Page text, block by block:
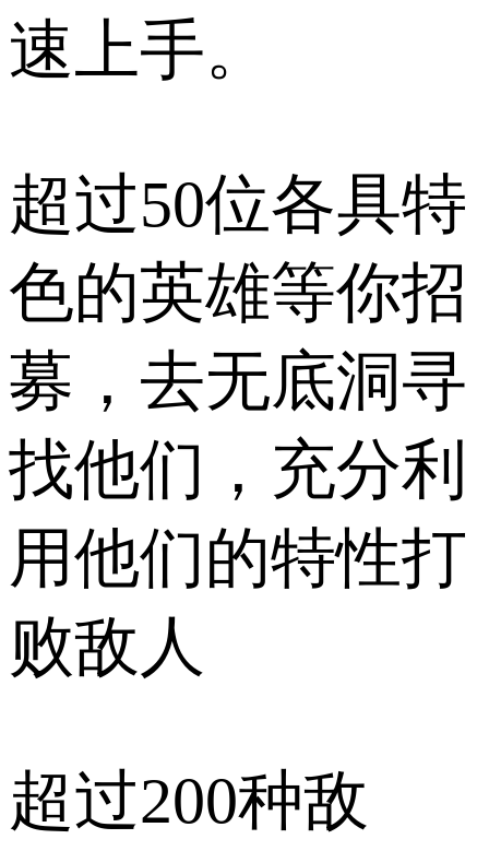
速上手。
超过50位各具特
色的英雄等你招
募，去无底洞寻
找他们，充分利
用他们的特性打
败敌人
超过200种敌